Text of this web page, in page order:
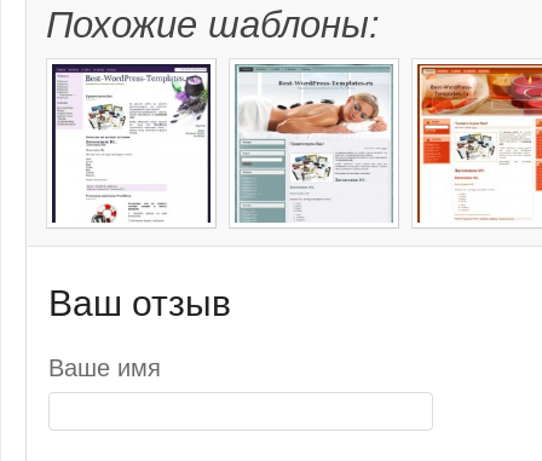
Похожие шаблоны:
Ваш отзыв
Ваше имя